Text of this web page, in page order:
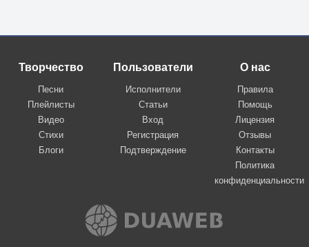
Творчество
Песни
Плейлисты
Видео
Стихи
Блоги
Пользователи
Исполнители
Статьи
Вход
Регистрация
Подтверждение
О нас
Правила
Помощь
Лицензия
Отзывы
Контакты
Политика
конфиденциальности